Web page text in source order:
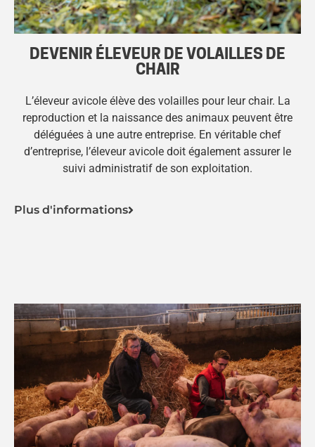
DEVENIR ÉLEVEUR DE VOLAILLES DE
CHAIR
L’éleveur avicole élève des volailles pour leur chair. La
reproduction et la naissance des animaux peuvent être
déléguées à une autre entreprise. En véritable chef
d’entreprise, l’éleveur avicole doit également assurer le
suivi administratif de son exploitation.
Plus d'informations